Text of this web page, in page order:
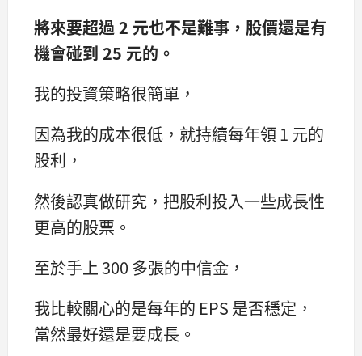
將來要超過 2 元也不是難事，股價還是有
機會碰到 25 元的。
我的投資策略很簡單，
因為我的成本很低，就持續每年領 1 元的
股利，
然後認真做研究，把股利投入一些成長性
更高的股票。
至於手上 300 多張的中信金，
我比較關心的是每年的 EPS 是否穩定，
當然最好還是要成長。